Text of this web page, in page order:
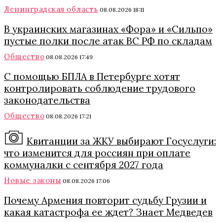
Ленинградская область 08.08.2026 18:11
В украинских магазинах «Фора» и «Сильпо»
пустые полки после атак ВС РФ по складам
Общество 08.08.2026 17:49
С помощью БПЛА в Петербурге хотят
контролировать соблюдение трудового
законодательства
Общество 08.08.2026 17:21
Квитанции за ЖКУ выбирают Госуслуги:
что изменится для россиян при оплате
коммуналки с сентября 2027 года
Новые законы 08.08.2026 17:06
Почему Армения повторит судьбу Грузии и
какая катастрофа ее ждет? Знает Медведев